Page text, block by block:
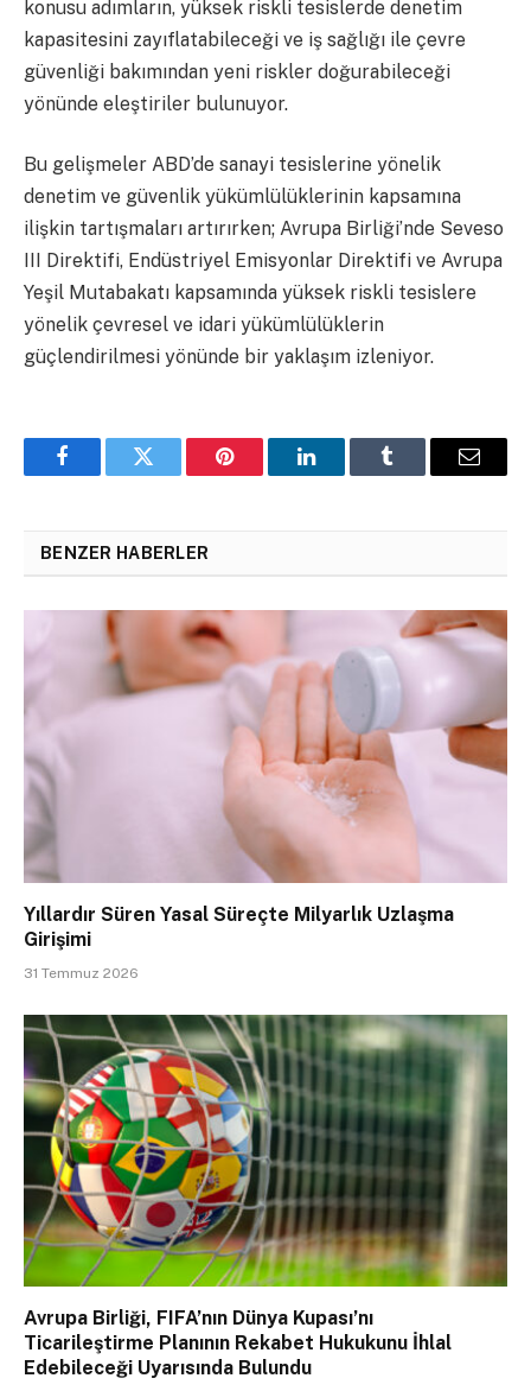
konusu adımların, yüksek riskli tesislerde denetim
kapasitesini zayıflatabileceği ve iş sağlığı ile çevre
güvenliği bakımından yeni riskler doğurabileceği
yönünde eleştiriler bulunuyor.
Bu gelişmeler ABD’de sanayi tesislerine yönelik
denetim ve güvenlik yükümlülüklerinin kapsamına
ilişkin tartışmaları artırırken; Avrupa Birliği’nde Seveso
III Direktifi, Endüstriyel Emisyonlar Direktifi ve Avrupa
Yeşil Mutabakatı kapsamında yüksek riskli tesislere
yönelik çevresel ve idari yükümlülüklerin
güçlendirilmesi yönünde bir yaklaşım izleniyor.
FacebookTwitter Pinterest LinkedInTumblr Email
BENZER HABERLER
Yıllardır Süren Yasal Süreçte Milyarlık Uzlaşma
Girişimi
31 Temmuz 2026
Avrupa Birliği, FIFA’nın Dünya Kupası’nı
Ticarileştirme Planının Rekabet Hukukunu İhlal
Edebileceği Uyarısında Bulundu